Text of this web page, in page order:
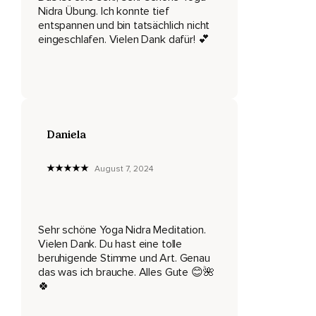
Ich werde dich nun Schritt für Schritt durch verschiedene
Übungen leiten und du darfst dich einfach voll und ganz
darauf einlassen,
Was sich dir zeigen wird.
Nimm alles wahr,
Körper.
Spüre,
Wie du hier gerade auf der Unterlage liegst.
Nidra Übung. Ich konnte tief
entspannen und bin tatsächlich nicht
eingeschlafen. Vielen Dank dafür! 💕
Daniela
August 7, 2024
Sehr schöne Yoga Nidra Meditation.
Vielen Dank. Du hast eine tolle
beruhigende Stimme und Art. Genau
das was ich brauche. Alles Gute 😊🌺
🍀